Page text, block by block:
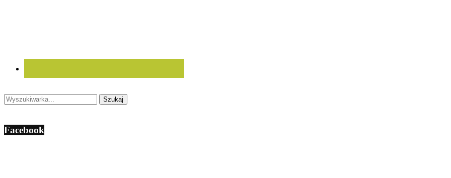
Facebook